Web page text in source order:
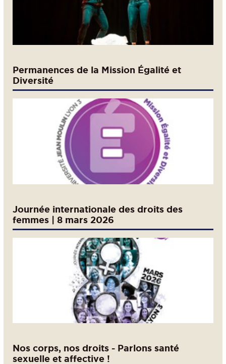
Permanences de la Mission Égalité et
Diversité
Journée internationale des droits des
femmes | 8 mars 2026
Nos corps, nos droits - Parlons santé
sexuelle et affective !